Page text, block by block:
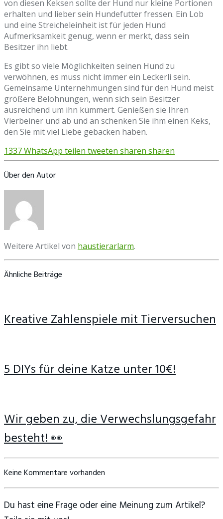
von diesen Keksen sollte der Hund nur kleine Portionen
erhalten und lieber sein Hundefutter fressen. Ein Lob
und eine Streicheleinheit ist für jeden Hund
Aufmerksamkeit genug, wenn er merkt, dass sein
Besitzer ihn liebt.
Es gibt so viele Möglichkeiten seinen Hund zu
verwöhnen, es muss nicht immer ein Leckerli sein.
Gemeinsame Unternehmungen sind für den Hund meist
größere Belohnungen, wenn sich sein Besitzer
ausreichend um ihn kümmert. Genießen sie Ihren
Vierbeiner und ab und an schenken Sie ihm einen Keks,
den Sie mit viel Liebe gebacken haben.
1337WhatsApp teilen tweeten sharen sharen
Über den Autor
Weitere Artikel von haustierarlarm.
Ähnliche Beiträge
Kreative Zahlenspiele mit Tierversuchen
5 DIYs für deine Katze unter 10€!
Wir geben zu, die Verwechslungsgefahr
besteht! 👀
Keine Kommentare vorhanden
Du hast eine Frage oder eine Meinung zum Artikel?